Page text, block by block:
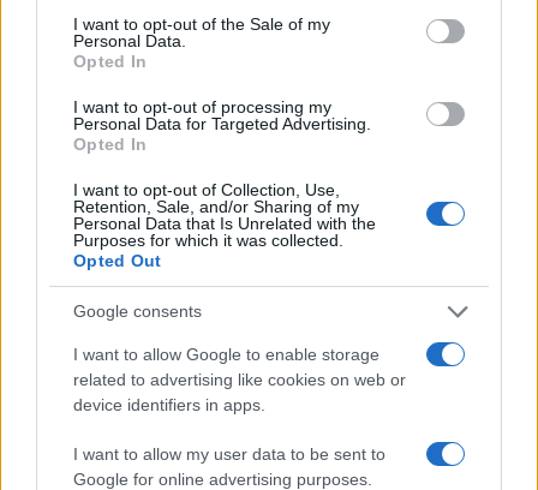
consent section.
I want to opt-out of the Sale of my
Personal Data.
Opted In
I want to opt-out of processing my
Personal Data for Targeted Advertising.
Opted In
I want to opt-out of Collection, Use,
Retention, Sale, and/or Sharing of my
Personal Data that Is Unrelated with the
Purposes for which it was collected.
Opted Out
Google consents
I want to allow Google to enable storage
related to advertising like cookies on web or
device identifiers in apps.
I want to allow my user data to be sent to
Google for online advertising purposes.